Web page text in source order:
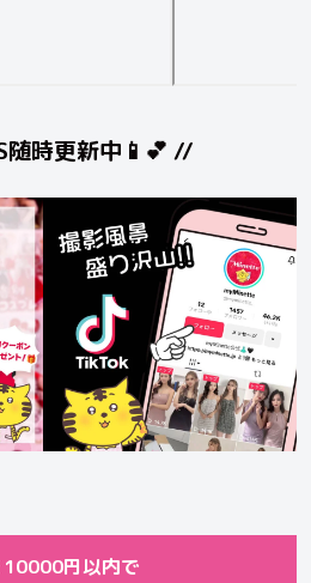
随時更新中📱💕 //
円以内で